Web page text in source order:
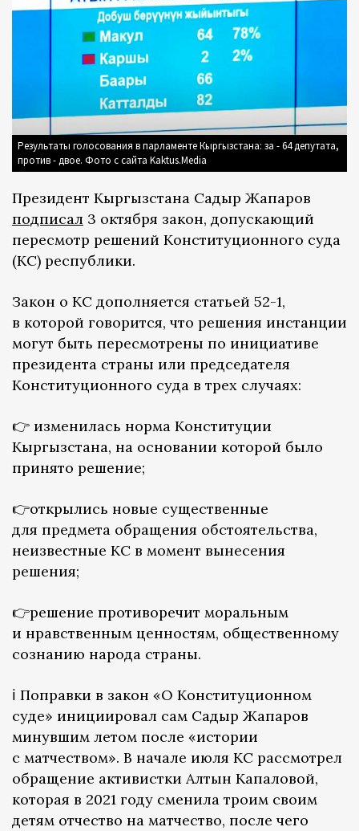
Результаты голосования в парламенте Кыргызстана: за - 64 депутата,
против - двое. Фото с сайта Kaktus.Media
Президент Кыргызстана Садыр Жапаров
подписал 3 октября закон, допускающий
пересмотр решений Конституционного суда
(КС) республики.
Закон о КС дополняется статьей 52-1,
в которой говорится, что решения инстанции
могут быть пересмотрены по инициативе
президента страны или председателя
Конституционного суда в трех случаях:
👉 изменилась норма Конституции
Кыргызстана, на основании которой было
принято решение;
👉открылись новые существенные
для предмета обращения обстоятельства,
неизвестные КС в момент вынесения
решения;
👉решение противоречит моральным
и нравственным ценностям, общественному
сознанию народа страны.
ℹ️ Поправки в закон «О Конституционном
суде» инициировал сам Садыр Жапаров
минувшим летом после «истории
с матчеством». В начале июля КС рассмотрел
обращение активистки Алтын Капаловой,
которая в 2021 году сменила троим своим
детям отчество на матчество, после чего